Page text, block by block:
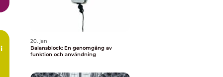
20. jan
Balansblock: En genomgång av
funktion och användning